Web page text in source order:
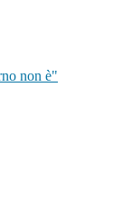
non è"